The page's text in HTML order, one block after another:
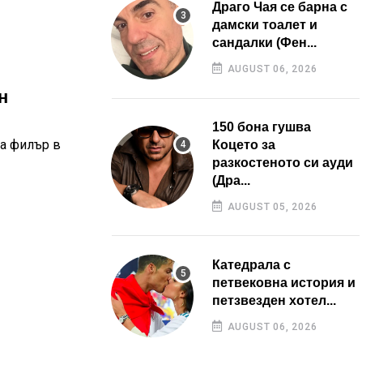
филър в
Драго Чая се барна с
дамски тоалет и
сандалки (Фен...
AUGUST 06, 2026
150 бона гушва
Коцето за
разкостеното си ауди
(Дра...
AUGUST 05, 2026
Катедрала с
петвековна история и
петзвезден хотел...
AUGUST 06, 2026